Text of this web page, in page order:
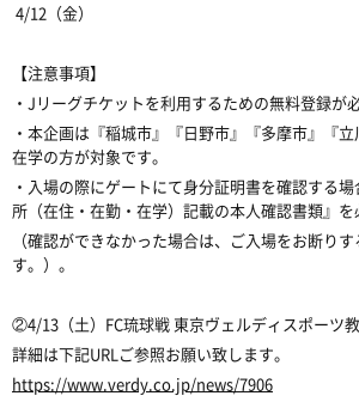
4/12（金）
【注意事項】
・Jリーグチケットを利用するための無料登録が
・本企画は『稲城市』『日野市』『多摩市』『立
在学の方が対象です。
・入場の際にゲートにて身分証明書を確認する
所（在住・在勤・在学）記載の本人確認書類』を
（確認ができなかった場合は、ご入場をお断り
す。）。
②4/13（土）FC琉球戦 東京ヴェルディスポーツ
詳細は下記URLご参照お願い致します。
https://www.verdy.co.jp/news/7906